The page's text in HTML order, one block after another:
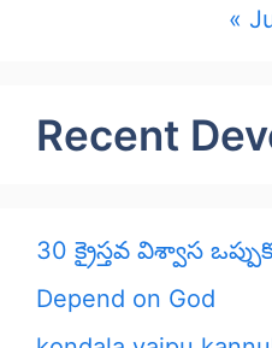
«
Recent
30 క్రైస్తవ విశ్వాస
Depend on God